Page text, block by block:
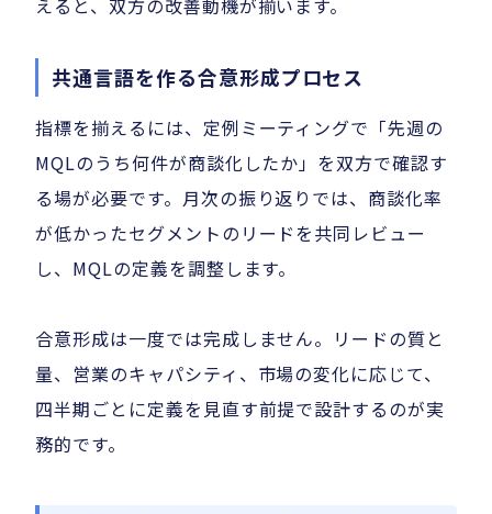
共通言語を作る合意形成プロセス
指標を揃えるには、定例ミーティングで「先週の
MQLのうち何件が商談化したか」を双方で確認す
る場が必要です。月次の振り返りでは、商談化率
が低かったセグメントのリードを共同レビュー
し、MQLの定義を調整します。
合意形成は一度では完成しません。リードの質と
量、営業のキャパシティ、市場の変化に応じて、
四半期ごとに定義を見直す前提で設計するのが実
務的です。